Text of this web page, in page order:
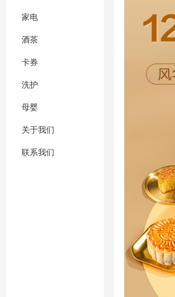
家电
酒茶
卡券
洗护
母婴
关于我们
联系我们